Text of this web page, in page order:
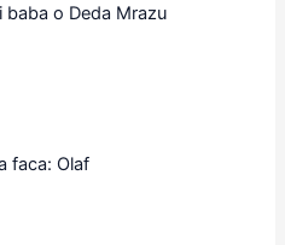
baba o Deda Mrazu
faca: Olaf